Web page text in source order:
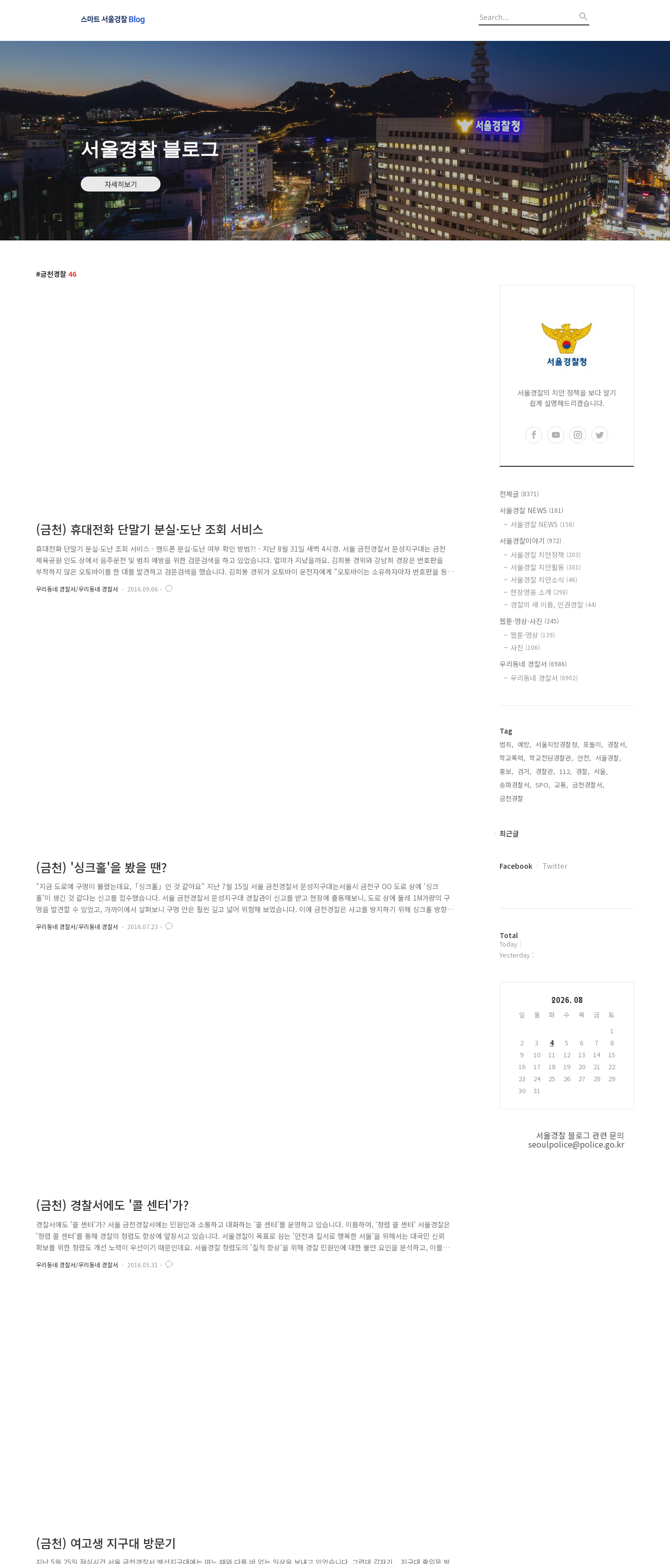
서울경찰 블로그
자세히보기
금천경찰 46
(금천) 휴대전화 단말기 분실·도난 조회 서비스
휴대전화 단말기 분실·도난 조회 서비스 - 핸드폰 분실·도난 여부 확인 방법?! - 지난 8월 31일 새벽 4시경. 서울 금천경찰서 문성지구대는 금천
체육공원 인도 상에서 음주운전 및 범죄 예방을 위한 검문검색을 하고 있었습니다. 얼마가 지났을까요. 김희봉 경위와 강남희 경장은 번호판을
부착하지 않은 오토바이를 한 대를 발견하고 검문검색을 했습니다. 김희봉 경위가 오토바이 운전자에게 "오토바이는 소유하자마자 번호판을 등
록해야 되는데, 왜 번호판이 없나요?" 라고 묻자, 운전자는 "내 소유의 오토바이인데, 시간이 없어서 아직 등록을 못 했다"라고 대답했는데요. 김
경위는 오토바이의 차대번호*를 확인하고자 시트 커버를 열었습니다. * 차량의 도난방지와 결함 추적을 위한 일종의 꼬리표로, 차량번호 또는 차
우리동네 경찰서/우리동네 경찰서 2016.09.06
(금천) '싱크홀'을 봤을 땐?
"지금 도로에 구멍이 뚫렸는데요,「싱크홀」인 것 같아요" 지난 7월 15일 서울 금천경찰서 문성지구대는서울시 금천구 OO 도로 상에 '싱크
홀'이 생긴 것 같다는 신고를 접수했습니다. 서울 금천경찰서 문성지구대 경찰관이 신고를 받고 현장에 출동해보니, 도로 상에 둘레 1M가량의 구
멍을 발견할 수 있었고, 가까이에서 살펴보니 구멍 안은 훨씬 깊고 넓어 위험해 보였습니다. 이에 금천경찰은 사고를 방지하기 위해 싱크홀 방향
으로 진입하는 차량을 차단하고, 대형 라바콘을 설치 후 수신호로 차량이 안전하게 통행할 수 있도록 안내했으며, 곧바로 관련 기관인 도로사업
소에 통보하여 임시 조치토록 했습니다. "뉴스에서나 보던 싱크홀이 실제 우리 동네에 발생할 줄이야.." 도로사업소 직원이 곧바로 도착하여 현
우리동네 경찰서/우리동네 경찰서 2016.07.23
(금천) 경찰서에도 '콜 센터'가?
경찰서에도 '콜 센터'가? 서울 금천경찰서에는 민원인과 소통하고 대화하는 '콜 센터'를 운영하고 있습니다. 이름하여, '청렴 콜 센터' 서울경찰은
'청렴 콜 센터'를 통해 경찰의 청렴도 향상에 앞장서고 있습니다. 서울경찰이 목표로 삼는 '안전과 질서로 행복한 서울'을 위해서는 대국민 신뢰
확보를 위한 청렴도 개선 노력이 우선이기 때문인데요. 서울경찰 청렴도의 '질적 향상'을 위해 경찰 민원인에 대한 불만 요인을 분석하고, 이를
개선한 맞춤형 모니터링 시스템 마련이 시급했습니다. 이에 따라 금천경찰도 지난 3월 10일부터 경찰서 내 '청렴 콜 센터'를 설치·운영 중있습니
다. '청렴 콜 센터' 사무실에는 경찰관 2명이 근무 중에 있는데요. 같이 만나보시죠.^^ "안녕하세요. ^^ 많이 바쁘시죠?" 점심시간 ..
우리동네 경찰서/우리동네 경찰서 2016.05.31
(금천) 여고생 지구대 방문기
지난 5월 25일 점심시간.서울 금천경찰서 백산지구대에는 여느 때와 다를 바 없는 일상을 보내고 있었습니다. 그런데 갑자기... 지구대 출입문 방
서울경찰의 치안 정책을 보다 알기
쉽게 설명해드리겠습니다.
전체글 (8371)
서울경찰 NEWS (161)
서울경찰 NEWS (158)
서울경찰이야기 (972)
서울경찰 치안정책 (203)
서울경찰 치안활동 (381)
서울경찰 치안소식 (46)
현장영웅 소개 (298)
경찰의 새 이름, 인권경찰 (44)
웹툰·영상·사진 (245)
웹툰·영상 (139)
사진 (106)
우리동네 경찰서 (6986)
우리동네 경찰서 (6902)
Tag
범죄, 예방, 서울지방경찰청, 포돌이, 경찰서,
학교폭력, 학교전담경찰관, 안전, 서울경찰,
홍보, 검거, 경찰관, 112, 경찰, 서울,
송파경찰서, SPO, 교통, 금천경찰서,
금천경찰,
최
최근글
페
플
러
그
Facebook Twitter
방
문
자
Total
Today :
Yesterday :
2026. 08
일 월 화 수 목 금
토
1
2
3 4 5 6 7
8
9
10 11 12 13 14
15
16
17 18 19 20 21
22
23
24 25 26 27 28
29
30
31
서울경찰 블로그 관련 문의
seoulpolice@police.go.kr